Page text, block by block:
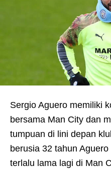
Sergio Aguero memiliki
bersama Man City dan
tumpuan di lini depan
berusia 32 tahun
terlalu lama lagi di Man